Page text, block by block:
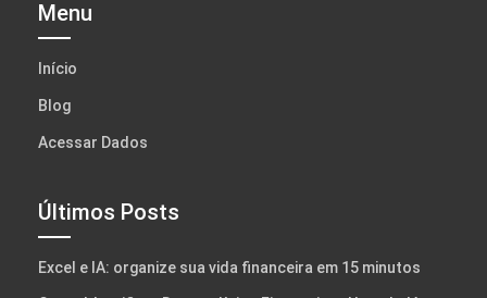
Menu
Início
Blog
Acessar Dados
Últimos Posts
Excel e IA: organize sua vida financeira em 15 minutos